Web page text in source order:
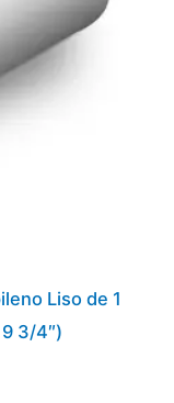
Liso de 1
3/4″)